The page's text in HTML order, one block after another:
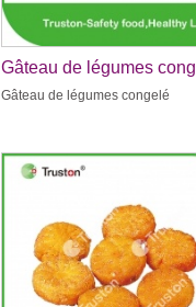
Gâteau de légumes
Gâteau de légumes congelé